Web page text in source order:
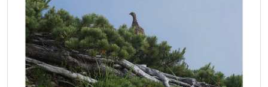
ス
ト
数
数